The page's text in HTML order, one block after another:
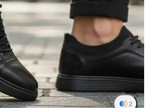
2